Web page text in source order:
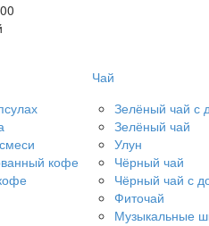
кофе
Чай
Зелёный чай с
Зелёный чай
Улун
Чёрный чай
Чёрный чай с
Фиточай
Музыкальные